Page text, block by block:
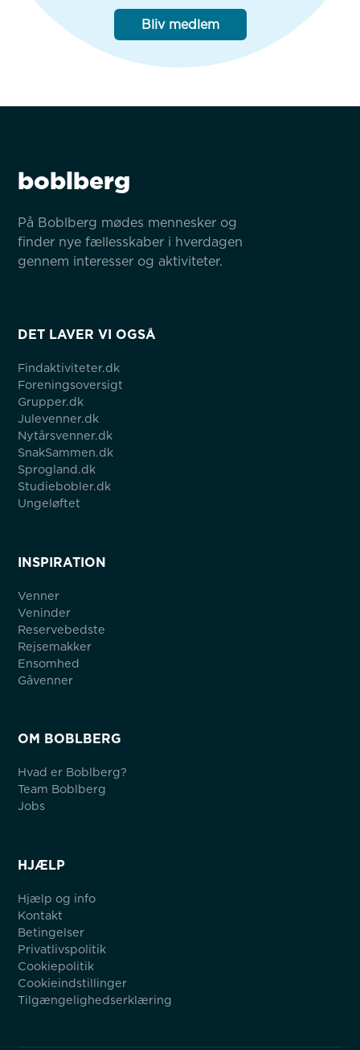
Bliv medlem
boblberg
På Boblberg mødes mennesker og
finder nye fællesskaber i hverdagen
gennem interesser og aktiviteter.
DET LAVER VI OGSÅ
Findaktiviteter.dk
Foreningsoversigt
Grupper.dk
Julevenner.dk
Nytårsvenner.dk
SnakSammen.dk
Sprogland.dk
Studiebobler.dk
Ungeløftet
INSPIRATION
Venner
Veninder
Reservebedste
Rejsemakker
Ensomhed
Gåvenner
OM BOBLBERG
Hvad er Boblberg?
Team Boblberg
Jobs
HJÆLP
Hjælp og info
Kontakt
Betingelser
Privatlivspolitik
Cookiepolitik
Cookieindstillinger
Tilgængelighedserklæring